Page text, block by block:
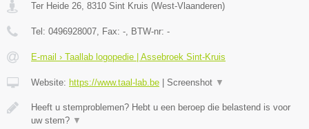
Ter Heide 26, 8310 Sint Kruis (West-Vlaanderen)
Tel: 0496928007, Fax: -, BTW-nr: -
E-mail › Taallab logopedie | Assebroek Sint-Kruis
Website: https://www.taal-lab.be Screenshot ▼
Heeft u stemproblemen? Hebt u een beroep die belastend is voor
uw stem? ▼